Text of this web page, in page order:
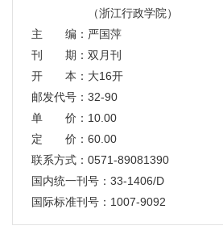
（浙江行政学院）
主 编：严国萍
刊 期：双月刊
开 本：大16开
邮发代号：32-90
单 价：10.00
定 价：60.00
联系方式：0571-89081390
国内统一刊号：33-1406/D
国际标准刊号：1007-9092